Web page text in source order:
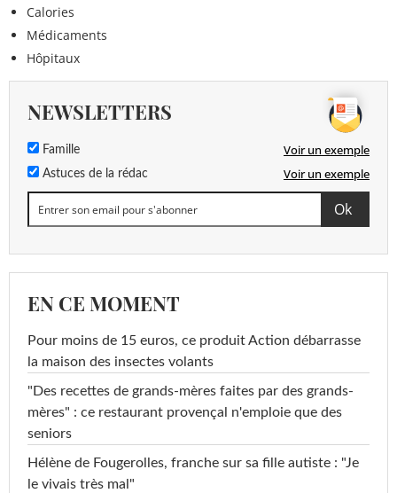
Calories
Médicaments
Hôpitaux
NEWSLETTERS
Famille Voir un exemple
Astuces de la rédac Voir un exemple
EN CE MOMENT
Pour moins de 15 euros, ce produit Action débarrasse
la maison des insectes volants
"Des recettes de grands-mères faites par des grands-
mères" : ce restaurant provençal n'emploie que des
seniors
Hélène de Fougerolles, franche sur sa fille autiste : "Je
le vivais très mal"